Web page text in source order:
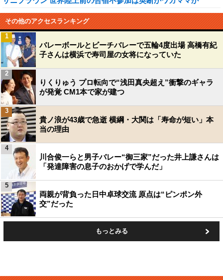
その他のアクセスランキング
バレーボールとビーチバレーで五輪4度出場 高橋有紀
子さんは横浜で寿司屋の女将になっていた
1
りくりゅう プロ転向で“浅田真央超え”衝撃のギャラ
が発覚 CM1本で家が建つ
2
貴ノ浪が43歳で急逝 横綱・大関は「寿命が短い」本
当の理由
3
川合俊一らと男子バレー“御三家”だった井上謙さんは
「発達障害の息子のおかげで学んだ」
4
両親が背負った日中卓球交流 原点は“ピンポン外
交”だった
5
もっとみる